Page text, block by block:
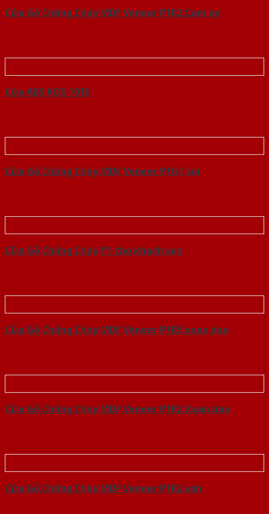
Cửa Gỗ Chống Cháy MDF Veneer P1R2 Cam xe
Cửa ABS KOS 101E
Cửa Gỗ Chống Cháy MDF Veneer P1G1 soi
Cửa Gỗ Chống Cháy P1 cho khach san
Cửa Gỗ Chống Cháy MDF Veneer P1R5 xoan dao
Cửa Gỗ Chống Cháy MDF Veneer P1R2 Xoan dao
Cửa Gỗ Chống Cháy MDF Veneer P1R2 ash